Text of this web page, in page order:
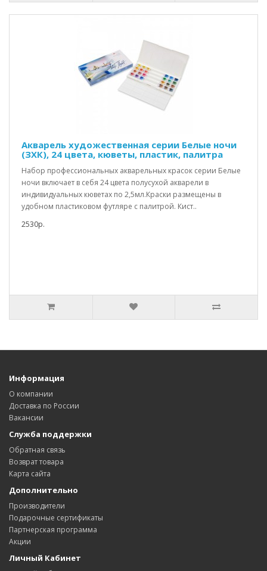
Акварель художественная серии Белые ночи
(ЗХК), 24 цвета, кюветы, пластик, палитра
Набор профессиональных акварельных красок серии Белые
ночи включает в себя 24 цвета полусухой акварели в
индивидуальных кюветах по 2,5мл.Краски размещены в
удобном пластиковом футляре с палитрой. Кист..
2530р.
Информация
О компании
Доставка по России
Вакансии
Служба поддержки
Обратная связь
Возврат товара
Карта сайта
Дополнительно
Производители
Подарочные сертификаты
Партнерская программа
Акции
Личный Кабинет